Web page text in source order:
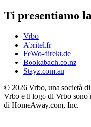
Ti presentiamo
Vrbo
Abritel.fr
FeWo-direkt.de
Bookabach.co.nz
Stayz.com.au
© 2026 Vrbo, una società
Vrbo e il logo di Vrbo sono
di HomeAway.com, Inc.